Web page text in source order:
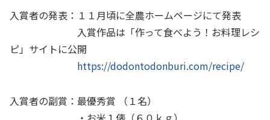
入賞者の発表：１１月頃に全農ホームページにて発表
入賞作品は「作って食べよう！お料理レシ
ピ」サイトに公開
https://dodontodonburi.com/recipe/
入賞者の副賞：最優秀賞 （１名）